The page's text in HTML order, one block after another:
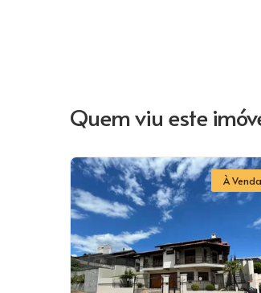
Quem viu este
À Venda